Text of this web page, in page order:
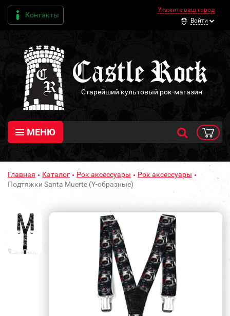
Контакты
Укажите ваш город
Войти
Старейший культовый рок-магазин
МЕНЮ
Главная Каталог Рок аксессуары
Рок аксессуары
Подтяжки Santa Muerte (Y-образные)